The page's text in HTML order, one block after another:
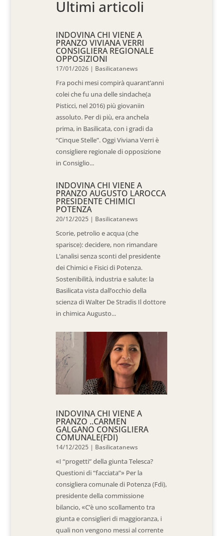
Ultimi articoli
INDOVINA CHI VIENE A
PRANZO VIVIANA VERRI
CONSIGLIERA REGIONALE
OPPOSIZIONI
17/01/2026 | Basilicatanews
Fra pochi mesi compirà quarant’anni
colei che fu una delle sindache(a
Pisticci, nel 2016) più giovaniin
assoluto. Per di più, era anchela
prima, in Basilicata, con i gradi da
“Cinque Stelle”. Oggi Viviana Verri è
consigliere regionale di opposizione
in Consiglio...
INDOVINA CHI VIENE A
PRANZO AUGUSTO LAROCCA
PRESIDENTE CHIMICI
POTENZA
20/12/2025 | Basilicatanews
Scorie, petrolio e acqua (che
sparisce): decidere, non rimandare
L’analisi senza sconti del presidente
dei Chimici e Fisici di Potenza.
Sostenibilità, industria e salute: la
Basilicata vista dall’occhio della
scienza di Walter De Stradis Il dottore
in chimica Augusto...
INDOVINA CHI VIENE A
PRANZO ..CARMEN
GALGANO CONSIGLIERA
COMUNALE(FDI)
14/12/2025 | Basilicatanews
«I “progetti” della giunta Telesca?
Questioni di “facciata”» Per la
consigliera comunale di Potenza (Fdi),
presidente della commissione
bilancio, «C’è uno scollamento tra
giunta e consiglieri di maggioranza, i
quali non vengono messi al corrente